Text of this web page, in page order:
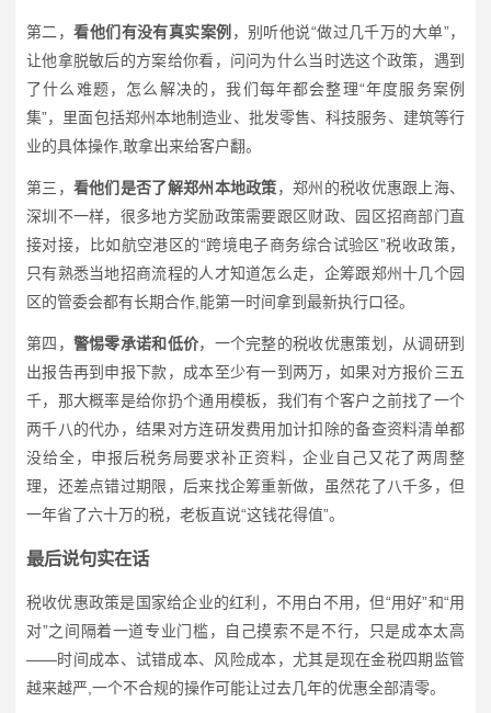
第二，看他们有没有真实案例 ，别听他说“做过几千万的大单”，
让他拿脱敏后的方案给你看，问问为什么当时选这个政策，遇到
了什么难题，怎么解决的，我们每年都会整理“年度服务案例
集”，里面包括郑州本地制造业、批发零售、科技服务、建筑等行
业的具体操作,敢拿出来给客户翻。
第三， 看他们是否了解郑州本地政策，郑州的税收优惠跟上海、
深圳不一样，很多地方奖励政策需要跟区财政、园区招商部门直
接对接，比如航空港区的“跨境电子商务综合试验区”税收政策，
只有熟悉当地招商流程的人才知道怎么走，企筹跟郑州十几个园
区的管委会都有长期合作,能第一时间拿到最新执行口径。
第四， 警惕零承诺和低价，一个完整的税收优惠策划，从调研到
出报告再到申报下款，成本至少有一到两万，如果对方报价三五
千，那大概率是给你扔个通用模板，我们有个客户之前找了一个
两千八的代办，结果对方连研发费用加计扣除的备查资料清单都
没给全，申报后税务局要求补正资料，企业自己又花了两周整
理，还差点错过期限，后来找企筹重新做，虽然花了八千多，但
一年省了六十万的税，老板直说“这钱花得值”。
最后说句实在话
税收优惠政策是国家给企业的红利，不用白不用，但“用好”和“用
对”之间隔着一道专业门槛，自己摸索不是不行，只是成本太高
——时间成本、试错成本、风险成本，尤其是现在金税四期监管
越来越严,一个不合规的操作可能让过去几年的优惠全部清零。